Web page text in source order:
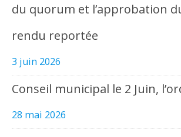
du quorum et l’approbation
rendu reportée
3 juin 2026
Conseil municipal le 2 Juin,
28 mai 2026